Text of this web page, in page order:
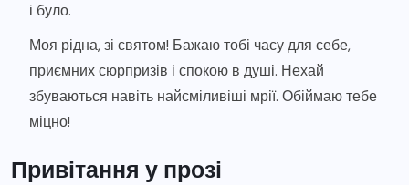
і було.
Моя рідна, зі святом! Бажаю тобі часу для себе,
приємних сюрпризів і спокою в душі. Нехай
збуваються навіть найсміливіші мрії. Обіймаю тебе
міцно!
Привітання у прозі